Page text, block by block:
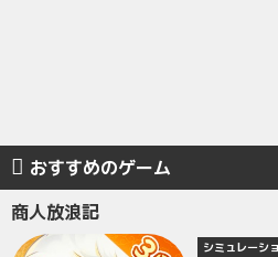
おすすめのゲーム
商人放浪記
シミュレーシ